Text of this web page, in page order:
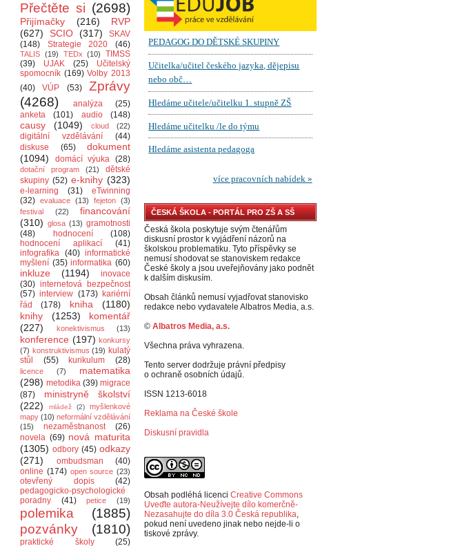
Přečtěte si (2698)
Přijímačky (216)
RVP
(627)
SCIO (317)
SKAV
(148)
Strategie 2020 (46)
TALIS (19) TEDx (10)
TIMSS
(39)
UJAK (25)
Učitelský
spomocník (169) Volby 2013
(40)
VÚP (53)
Zprávy
(4268)
analýza
(25)
anketa
(101) audio (148)
causy (1049) cloud (22)
digitální vzdělávání
(44)
diskuse
(65)
dokument
(1094)
domácí výuka (28)
dotační program (21)
dětské
skupiny (52) e-knihy (323)
e-learning (31)
eTwinning
(32) evaluace (13) fejeton (3)
festival
(22)
financování
(310) glosa (13) gramotnosti
(48)
hodnocení
(108)
hodnocení aplikací
(41)
infografika (40) informatické
myšlení (35) informatika (60)
inkluze (1194)
inovace
(30) internetová bezpečnost
(57) interview (173) kariérní
řád
(178) kniha
(1180)
knihy
(1253)
komentář
(227)
konektivismus (13)
konference (197) konkursy
(7) konstruktivismus (19) kulatý
stůl
(55) kurikulum (28)
licence (7)
matematika
(298) metodika (39) migrace
(87)
ministryně školství
(222)
mládež (2)
myšlenkové
mapy (10) neformální vzdělávání
(15)
nezaměstnanost
(26)
novela (69) nová maturita
(1305) odbory (45) odkazy
(271)
ombudsman
(40)
online (174) open source (23)
otevřený dopis
(42)
pedagogicko-psychologické
poradny
(41) petice (19)
polemika
(1885)
pozvánky
(1810)
praktické školy
(25)
ČESKÁ ŠKOLA - PORTÁL PRO ZŠ A SŠ
Česká škola poskytuje svým čtenářům
diskusní prostor k vyjádření názorů na
školskou problematiku. Tyto příspěvky se
nemusí shodovat se stanoviskem redakce
České školy a jsou uveřejňovány jako podnět
k dalším diskusím.
Obsah článků nemusí vyjadřovat stanovisko
redakce nebo vydavatele Albatros Media, a.s.
© Albatros Media, a.s.
Všechna práva vyhrazena.
Tento server dodržuje právní předpisy
o ochraně osobních údajů.
ISSN 1213-6018
Reklama na České škole
Diskusní pravidla
Obsah podléhá licenci Creative Commons
Uveďte autora-Neužívejte dílo komerčně-
Nezasahujte do díla 3.0 Česká republika,
pokud není uvedeno jinak nebo nejde-li o
tiskové zprávy.